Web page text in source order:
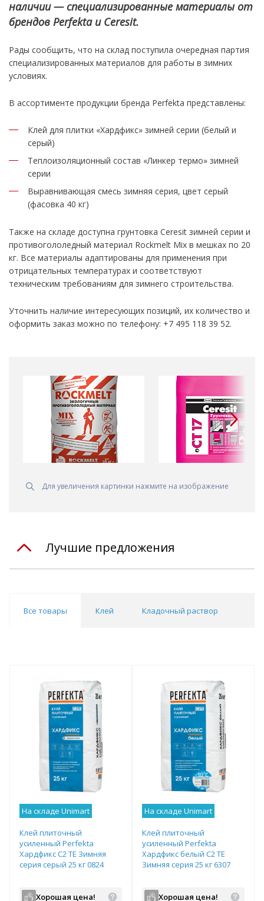
наличии — специализированные материалы от
брендов Perfekta и Ceresit.
Рады сообщить, что на склад поступила очередная партия
специализированных материалов для работы в зимних
условиях.
В ассортименте продукции бренда Perfekta представлены:
Клей для плитки «Хардфикс» зимней серии (белый и
серый)
Теплоизоляционный состав «Линкер термо» зимней
серии
Выравнивающая смесь зимняя серия, цвет серый
(фасовка 40 кг)
Также на складе доступна грунтовка Ceresit зимней серии и
противогололедный материал Rockmelt Mix в мешках по 20
кг. Все материалы адаптированы для применения при
отрицательных температурах и соответствуют
техническим требованиям для зимнего строительства.
Уточнить наличие интересующих позиций, их количество и
оформить заказ можно по телефону: +7 495 118 39 52.
Для увеличения картинки нажмите на изображение
Лучшие предложения
Все товары Клей Кладочный раствор
На складе Unimart
Клей плиточный
усиленный Perfekta
Хардфикс C2 ТЕ Зимняя
серия серый 25 кг 0824
Хорошая цена!
На складе Unimart
Клей плиточный
усиленный Perfekta
Хардфикс белый C2 ТЕ
Зимняя серия 25 кг 6307
Хорошая цена!